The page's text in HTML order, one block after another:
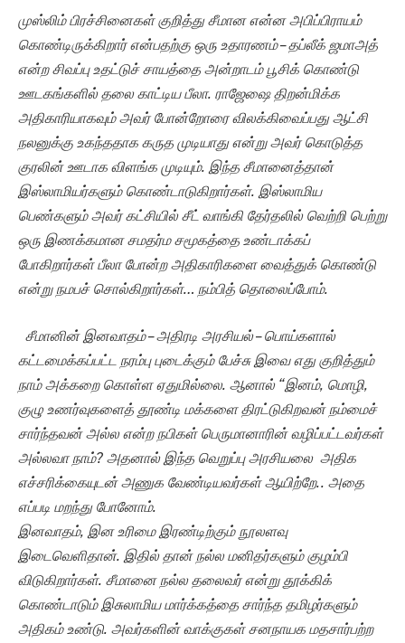
முஸ்லிம் பிரச்சினைகள் குறித்து சீமான என்ன அபிப்பிராயம்
கொண்டிருக்கிறார் என்பதற்கு ஒரு உதாரணம் – தப்லீக் ஜமாஅத்
என்ற சிவப்பு உதட்டுச் சாயத்தை அன்றாடம் பூசிக் கொண்டு
ஊடகங்களில் தலை காட்டிய பீலா. ராஜேஷை திறன்மிக்க
அதிகாரியாகவும் அவர் போன்றோரை விலக்கிவைப்பது ஆட்சி
நலனுக்கு உகந்ததாக கருத முடியாது என்று அவர் கொடுத்த
குரலின் ஊடாக விளங்க முடியும். இந்த சீமானைத்தான்
இஸ்லாமியர்களும் கொண்டாடுகிறார்கள். இஸ்லாமிய
பெண்களும் அவர் கட்சியில் சீட் வாங்கி தேர்தலில் வெற்றி பெற்று
ஒரு இணக்கமான சமதர்ம சமூகத்தை உண்டாக்கப்
போகிறார்கள் பீலா போன்ற அதிகாரிகளை வைத்துக் கொண்டு
என்று நமபச் சொல்கிறார்கள்… நம்பித் தொலைப்போம்.
சீமானின் இனவாதம் – அதிரடி அரசியல் – பொய்களால்
கட்டமைக்கப்பட்ட நரம்பு புடைக்கும் பேச்சு இவை எது குறித்தும்
நாம் அக்கறை கொள்ள ஏதுமில்லை. ஆனால் “இனம், மொழி,
குழு உணர்வுகளைத் தூண்டி மக்களை திரட்டுகிறவன் நம்மைச்
சார்ந்தவன் அல்ல என்ற நபிகள் பெருமானாரின் வழிப்பட்டவர்கள்
அல்லவா நாம்? அதனால் இந்த வெறுப்பு அரசியலை அதிக
எச்சரிக்கையுடன் அணுக வேண்டியவர்கள் ஆயிற்றே.. அதை
எப்படி மறந்து போனோம்.
இனவாதம், இன உரிமை இரண்டிற்கும் நூலளவு
இடைவெளிதான். இதில் தான் நல்ல மனிதர்களும் குழம்பி
விடுகிறார்கள். சீமானை நல்ல தலைவர் என்று தூக்கிக்
கொண்டாடும் இசுலாமிய மார்க்கத்தை சார்ந்த தமிழர்களும்
அதிகம் உண்டு. அவர்களின்வாக்குகள் சனநாயக மதசார்பற்ற